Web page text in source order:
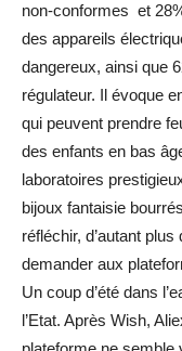
non-conformes et
des appareils
dangereux, ainsi que
régulateur. Il évoque
qui peuvent prendre
des enfants en bas
laboratoires
bijoux fantaisie
réfléchir, d’autant
demander aux
Un coup d’été dans
l’Etat. Après Wish,